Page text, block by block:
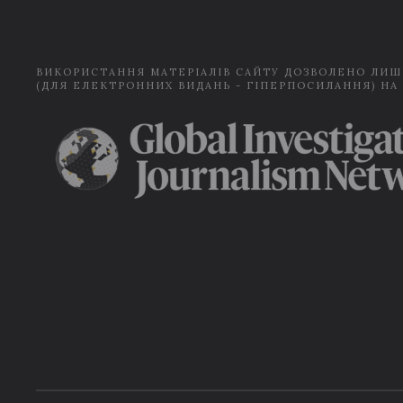
ВИКОРИСТАННЯ МАТЕРІАЛІВ САЙТУ ДОЗВОЛЕНО
(ДЛЯ ЕЛЕКТРОННИХ ВИДАНЬ - ГІПЕРПОСИЛАННЯ) НА